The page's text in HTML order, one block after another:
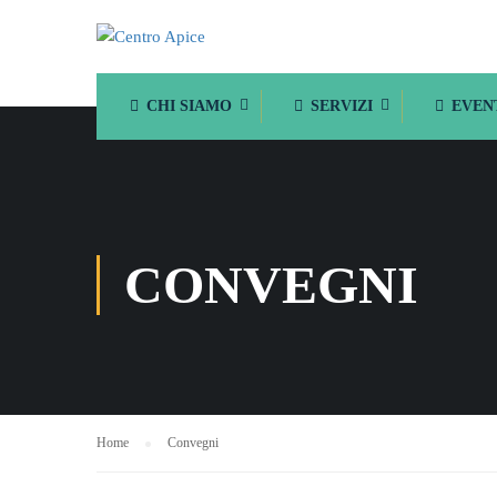
CHI SIAMO SERVIZI
CONVEGNI
Home Convegni